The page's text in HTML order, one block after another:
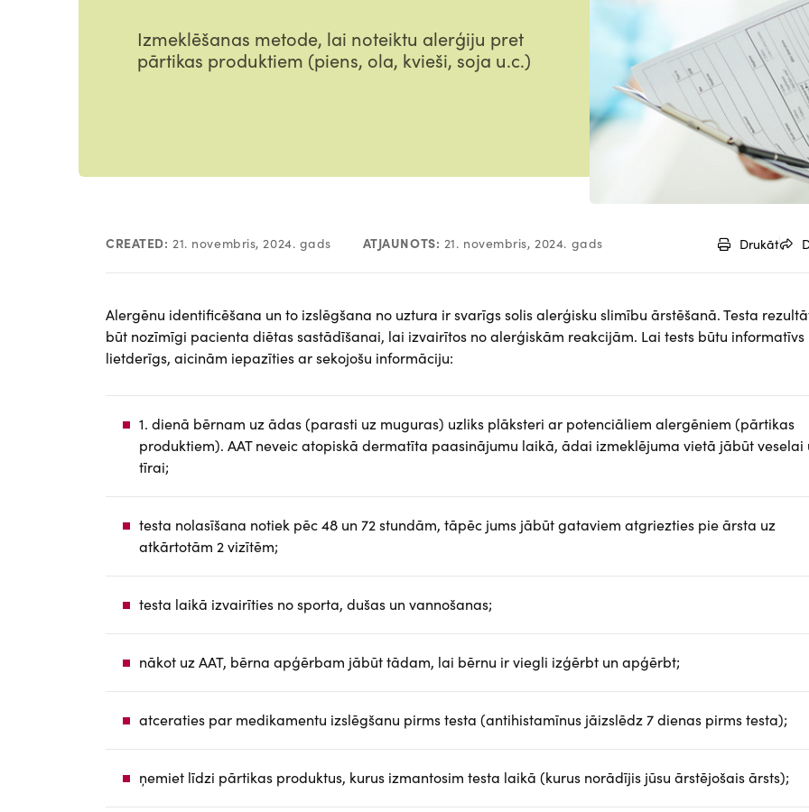
Izmeklēšanas metode, lai noteiktu alerģiju pret
pārtikas produktiem (piens, ola, kvieši, soja u.c.)
CREATED: 21. novembris, 2024. gads ATJAUNOTS: 21. novembris, 2024. gads Drukāt
Alergēnu identificēšana un to izslēgšana no uztura ir svarīgs solis alerģisku slimību ārstēšanā. Testa
būt nozīmīgi pacienta diētas sastādīšanai, lai izvairītos no alerģiskām reakcijām. Lai tests būtu informatīvs
lietderīgs, aicinām iepazīties ar sekojošu informāciju:
1. dienā bērnam uz ādas (parasti uz muguras) uzliks plāksteri ar potenciāliem alergēniem (pārtikas
produktiem). AAT neveic atopiskā dermatīta paasinājumu laikā, ādai izmeklējuma vietā jābūt veselai
tīrai;
testa nolasīšana notiek pēc 48 un 72 stundām, tāpēc jums jābūt gataviem atgriezties pie ārsta uz
atkārtotām 2 vizītēm;
testa laikā izvairīties no sporta, dušas un vannošanas;
nākot uz AAT, bērna apģērbam jābūt tādam, lai bērnu ir viegli izģērbt un apģērbt;
atceraties par medikamentu izslēgšanu pirms testa (antihistamīnus jāizslēdz 7 dienas pirms testa);
ņemiet līdzi pārtikas produktus, kurus izmantosim testa laikā (kurus norādījis jūsu ārstējošais ārsts);